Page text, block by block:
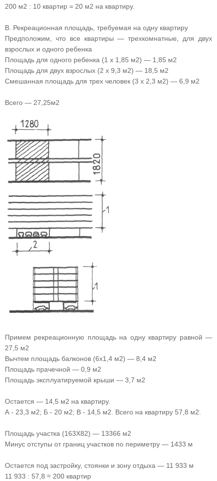
200 м2 : 10 квартир = 20 м2 на квартиру.
В. Рекреационная площадь, требуемая на одну квартиру
Предположим, что все квартиры — трехкомнатные, для двух
взрослых и одного ребенка
Площадь для одного ребенка (1 х 1,85 м2) — 1,85 м2
Площадь для двух взрослых (2 х 9,3 м2) — 18,5 м2
Смешанная площадь для трех человек (3 х 2,3 м2) — 6,9 м2
Всего — 27,25м2
Примем рекреационную площадь на одну квартиру равной —
27,5 м2
Вычтем площадь балконов (6х1,4 м2) — 8,4 м2
Площадь прачечной — 0,9 м2
Площадь эксплуатируемой крыши — 3,7 м2
Остается — 14,5 м2 на квартиру.
А - 23,3 м2; Б - 20 м2; В - 14,5 м2. Всего на квартиру 57,8 м2.
Площадь участка (163X82) — 13366 м2
Минус отступы от границ участков по периметру — 1433 м
Остается под застройку, стоянки и зону отдыха — 11 933 м
11 933 : 57,8 ≈ 200 квартир